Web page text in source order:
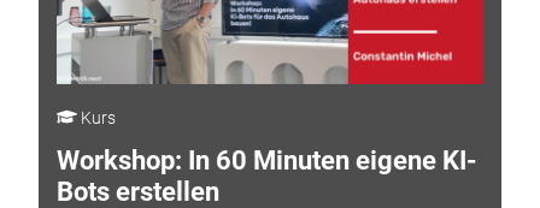
Kurs
Workshop: In 60 Minuten eigene KI-
Bots erstellen